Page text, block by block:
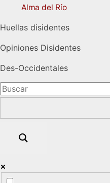
Alma del Río
Huellas disidentes
Opiniones Disidentes
Des-Occidentales